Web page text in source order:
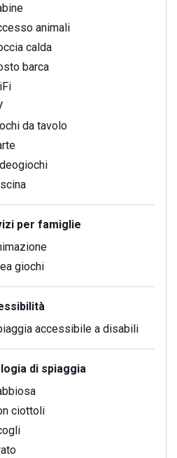
animali
calda
barca
da tavolo
per famiglie
giochi
accessibile a disabili
di spiaggia
ciottoli